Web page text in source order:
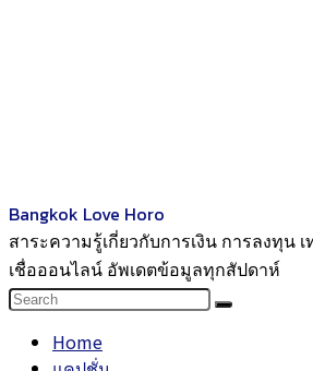
Bangkok Love Horo
สาระความรู้เกี่ยวกับการเงิน การลงทุน
เชื่อออนไลน์ อัพเดตข้อมูลทุกสัปดาห์
Home